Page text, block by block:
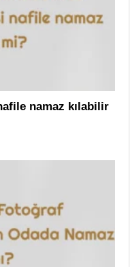
namaz kılabilir